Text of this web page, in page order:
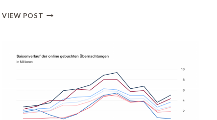
VIEW POST GENDER
FAIRE
TOURISMUSBRANCHE